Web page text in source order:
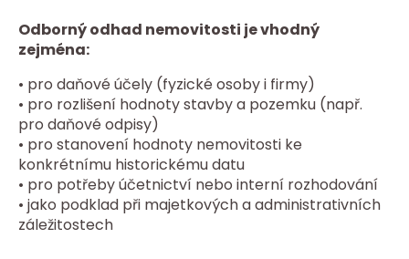
Odborný odhad nemovitosti je vhodný
zejména:
• pro daňové účely (fyzické osoby i firmy)
• pro rozlišení hodnoty stavby a pozemku (např.
pro daňové odpisy)
• pro stanovení hodnoty nemovitosti ke
konkrétnímu historickému datu
• pro potřeby účetnictví nebo interní rozhodování
• jako podklad při majetkových a administrativních
záležitostech